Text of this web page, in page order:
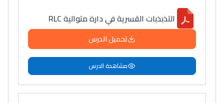
التذبذبات القسرية في دارة متوالية RLC
تحميل الدرس
مشاهدة الدرس